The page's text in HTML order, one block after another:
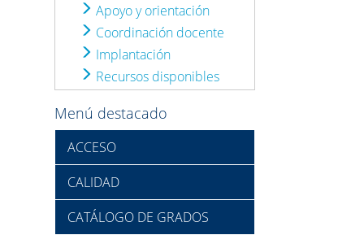
Apoyo y orientación
Coordinación docente
Implantación
Recursos disponibles
Menú destacado
ACCESO
CALIDAD
CATÁLOGO DE GRADOS